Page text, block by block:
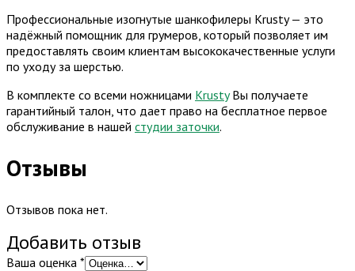
Профессиональные изогнутые шанкофилеры Krusty — это
надёжный помощник для грумеров, который позволяет им
предоставлять своим клиентам высококачественные услуги
по уходу за шерстью.
В комплекте со всеми ножницами KrustyВы получаете
гарантийный талон, что дает право на бесплатное первое
обслуживание в нашей студии заточки.
Отзывы
Отзывов пока нет.
Добавить отзыв
Ваша оценка *